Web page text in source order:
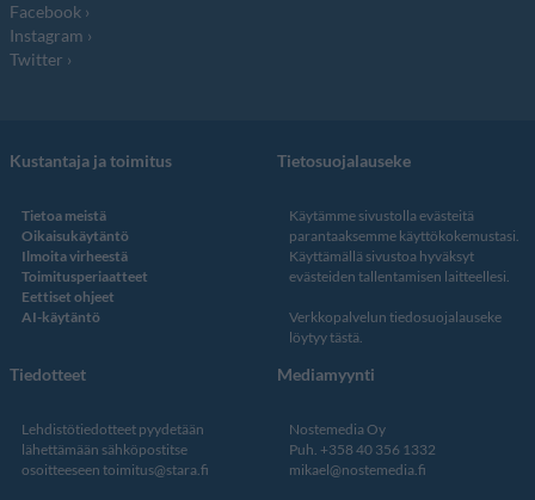
Facebook
Instagram
Twitter
Kustantaja ja toimitus
Tietoa meistä
Oikaisukäytäntö
Ilmoita virheestä
Toimitusperiaatteet
Eettiset ohjeet
AI-käytäntö
Tietosuojalauseke
Käytämme sivustolla evästeitä
parantaaksemme käyttökokemustasi.
Käyttämällä sivustoa hyväksyt
evästeiden tallentamisen laitteellesi.
Verkkopalvelun tiedosuojalauseke
löytyy tästä.
Tiedotteet
Lehdistötiedotteet pyydetään
lähettämään sähköpostitse
osoitteeseen toimitus@stara.fi
Mediamyynti
Nostemedia Oy
Puh. +358 40 356 1332
mikael@nostemedia.fi